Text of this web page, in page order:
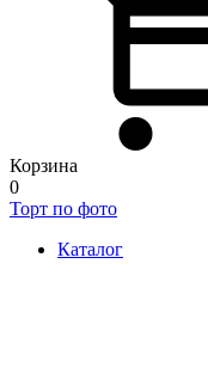
Корзина
0
Торт по фото
Каталог